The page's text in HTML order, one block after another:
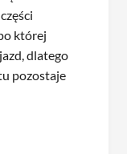
której
dlatego
pozostaje